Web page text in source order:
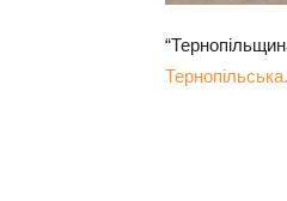
Тернопільська.